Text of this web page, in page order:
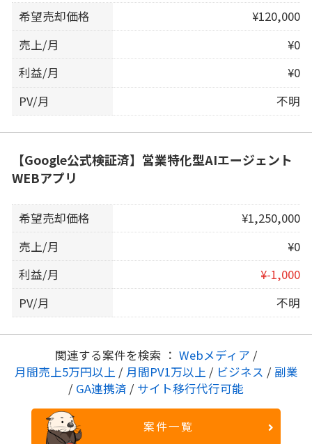
希望売却価格
¥120,000
売上/月
¥0
利益/月
¥0
PV/月
不明
【Google公式検証済】営業特化型AIエージェント
WEBアプリ
希望売却価格
¥1,250,000
売上/月
¥0
利益/月
¥-1,000
PV/月
不明
関連する案件を検索 ： Webメディア /
月間売上5万円以上 / 月間PV1万以上 / ビジネス / 副業
/ GA連携済 / サイト移行代行可能
案件一覧